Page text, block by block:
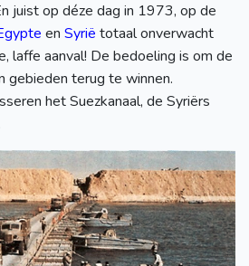
juist op déze dag in 1973, op de
en Syrië totaal onverwacht
laffe aanval! De bedoeling is om de
gebieden terug te winnen.
het Suezkanaal, de Syriërs